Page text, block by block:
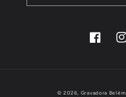
Facebook
© 2026, Gravadora